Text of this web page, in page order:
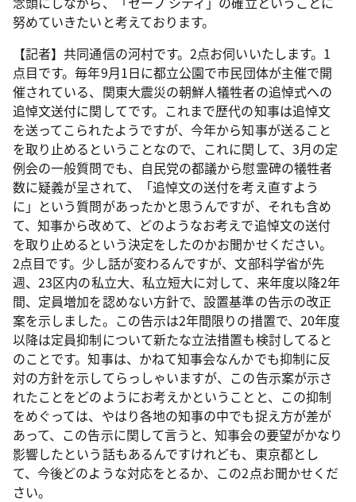
努めていきたいと考えております。
【記者】共同通信の河村です。2点お伺いいたします。1
点目です。毎年9月1日に都立公園で市民団体が主催で開
催されている、関東大震災の朝鮮人犠牲者の追悼式への
追悼文送付に関してです。これまで歴代の知事は追悼文
を送ってこられたようですが、今年から知事が送ること
を取り止めるということなので、これに関して、3月の定
例会の一般質問でも、自民党の都議から慰霊碑の犠牲者
数に疑義が呈されて、「追悼文の送付を考え直すよう
に」という質問があったかと思うんですが、それも含め
て、知事から改めて、どのようなお考えで追悼文の送付
を取り止めるという決定をしたのかお聞かせください。
2点目です。少し話が変わるんですが、文部科学省が先
週、23区内の私立大、私立短大に対して、来年度以降2年
間、定員増加を認めない方針で、設置基準の告示の改正
案を示しました。この告示は2年間限りの措置で、20年度
以降は定員抑制について新たな立法措置も検討してると
のことです。知事は、かねて知事会なんかでも抑制に反
対の方針を示してらっしゃいますが、この告示案が示さ
れたことをどのようにお考えかということと、この抑制
をめぐっては、やはり各地の知事の中でも捉え方が差が
あって、この告示に関して言うと、知事会の要望がかなり
影響したという話もあるんですけれども、東京都とし
て、今後どのような対応をとるか、この2点お聞かせくだ
さい。